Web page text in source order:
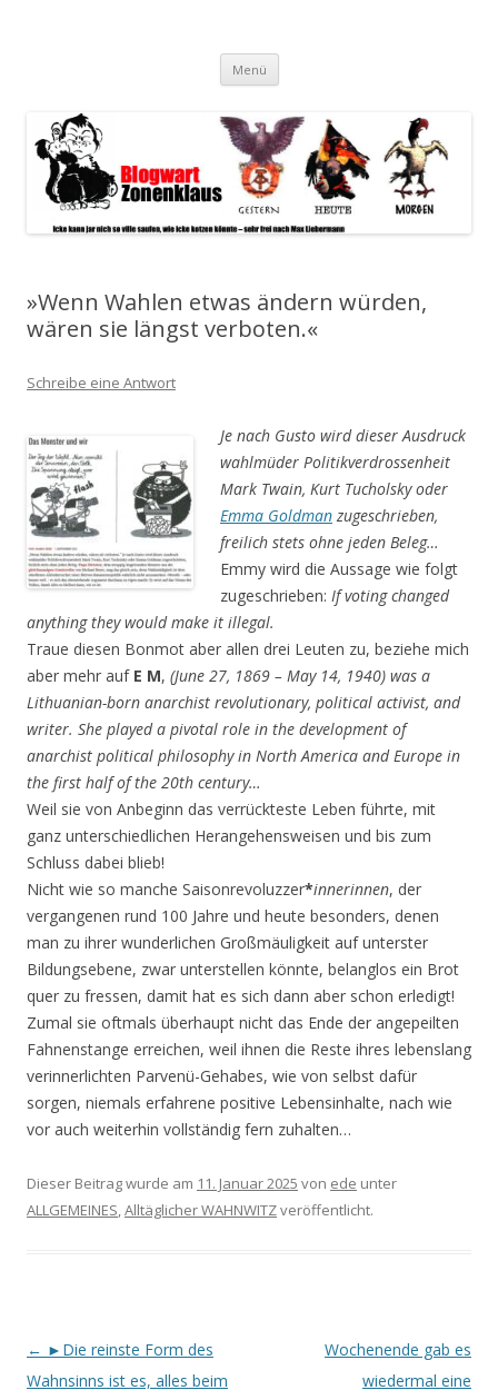
spiegeln im wesentlichen den Gesundheitszustand dieser unserer
Menü Zum
springen
»Wenn Wahlen etwas ändern würden,
wären sie längst verboten.«
Schreibe eine Antwort
Je nach Gusto wird dieser Ausdruck
wahlmüder Politikverdrossenheit
Mark Twain, Kurt Tucholsky oder
Emma Goldman zugeschrieben,
freilich stets ohne jeden Beleg…
Emmy wird die Aussage wie folgt
zugeschrieben: If voting changed
anything they would make it illegal.
Traue diesen Bonmot aber allen drei Leuten zu, beziehe mich
aber mehr auf E M, (June 27, 1869 – May 14, 1940) was a
Lithuanian-born anarchist revolutionary, political activist, and
writer. She played a pivotal role in the development of
anarchist political philosophy in North America and Europe in
the first half of the 20th century…
Weil sie von Anbeginn das verrückteste Leben führte, mit
ganz unterschiedlichen Herangehenswei­sen und bis zum
Schluss dabei blieb!
Nicht wie so manche Saisonrevoluzzer*innerinnen, der
vergangenen rund 100 Jahre und heute besonders, denen
man zu ihrer wunderlichen Großmäuligkeit auf unterster
Bildungsebene, zwar unterstellen könnte, belanglos ein Brot
quer zu fressen, damit hat es sich dann aber schon erledigt!
Zumal sie oftmals überhaupt nicht das Ende der angepeilten
Fahnenstange erreichen, weil ihnen die Reste ihres lebenslang
verinnerlichten Parvenü-Gehabes, wie von selbst dafür
sorgen, niemals er­fahrene positive Lebensinhalte, nach wie
vor auch weiterhin vollständig fern zuhalten…
Dieser Beitrag wurde am 11. Januar 2025 von ede unter
ALLGEMEINES,Alltäglicher WAHNWITZveröffentlicht.
Beitrags-
Navigation
← ►Die reinste Form des
Wahnsinns ist es, alles beim
Wochenende gab es
wiedermal eine